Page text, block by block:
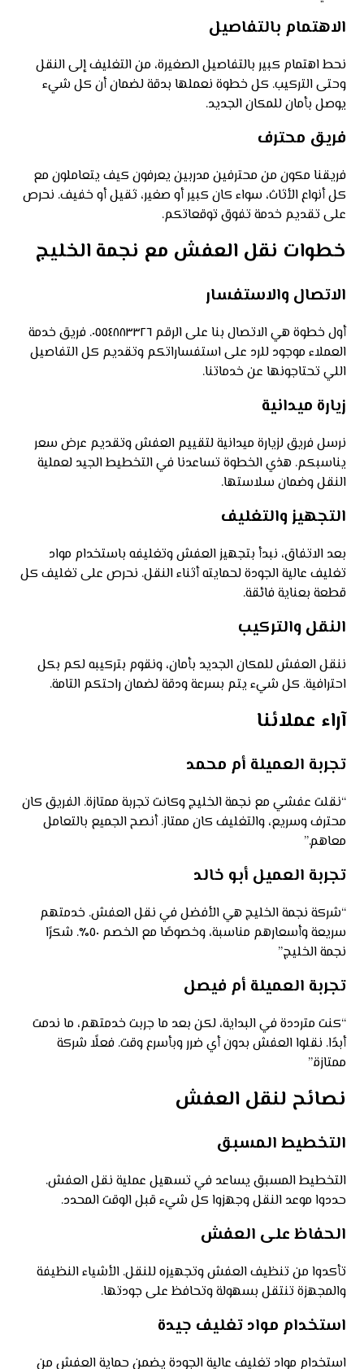
الاهتمام بالتفاصيل
نحط اهتمام كبير بالتفاصيل الصغيرة، من التغليف إلى النقل
وحتى التركيب. كل خطوة نعملها بدقة لضمان أن كل شيء
يوصل بأمان للمكان الجديد.
فريق محترف
فريقنا مكون من محترفين مدربين يعرفون كيف يتعاملون مع
كل أنواع الأثاث، سواء كان كبير أو صغير، ثقيل أو خفيف. نحرص
على تقديم خدمة تفوق توقعاتكم.
خطوات نقل العفش مع نجمة الخليج
الاتصال والاستفسار
أول خطوة هي الاتصال بنا على الرقم ٠٥٥٤٨٨٣٣٢٦. فريق خدمة
العملاء موجود للرد على استفساراتكم وتقديم كل التفاصيل
اللي تحتاجونها عن خدماتنا.
زيارة ميدانية
نرسل فريق لزيارة ميدانية لتقييم العفش وتقديم عرض سعر
يناسبكم. هذي الخطوة تساعدنا في التخطيط الجيد لعملية
النقل وضمان سلاستها.
التجهيز والتغليف
بعد الاتفاق، نبدأ بتجهيز العفش وتغليفه باستخدام مواد
تغليف عالية الجودة لحمايته أثناء النقل. نحرص على تغليف كل
قطعة بعناية فائقة.
النقل والتركيب
ننقل العفش للمكان الجديد بأمان، ونقوم بتركيبه لكم بكل
احترافية. كل شيء يتم بسرعة ودقة لضمان راحتكم التامة.
آراء عملائنا
تجربة العميلة أم محمد
“نقلت عفشي مع نجمة الخليج وكانت تجربة ممتازة. الفريق كان
محترف وسريع، والتغليف كان ممتاز. أنصح الجميع بالتعامل
معاهم.”
تجربة العميل أبو خالد
“شركة نجمة الخليج هي الأفضل في نقل العفش. خدمتهم
سريعة وأسعارهم مناسبة، وخصوصًا مع الخصم ٥٠٪. شكرًا
نجمة الخليج.”
تجربة العميلة أم فيصل
“كنت مترددة في البداية، لكن بعد ما جربت خدمتهم، ما ندمت
أبدًا. نقلوا العفش بدون أي ضرر وبأسرع وقت. فعلًا شركة
ممتازة.”
نصائح لنقل العفش
التخطيط المسبق
التخطيط المسبق يساعد في تسهيل عملية نقل العفش.
حددوا موعد النقل وجهزوا كل شيء قبل الوقت المحدد.
الحفاظ على العفش
تأكدوا من تنظيف العفش وتجهيزه للنقل. الأشياء النظيفة
والمجهزة تنتقل بسهولة وتحافظ على جودتها.
استخدام مواد تغليف جيدة
استخدام مواد تغليف عالية الجودة يضمن حماية العفش من